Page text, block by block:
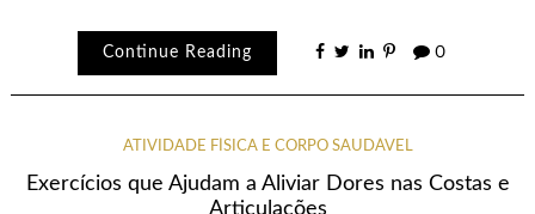
Continue Reading 0
ATIVIDADE FÍSICA E CORPO SAUDÁVEL
Exercícios que Ajudam a Aliviar Dores nas Costas e
Articulações